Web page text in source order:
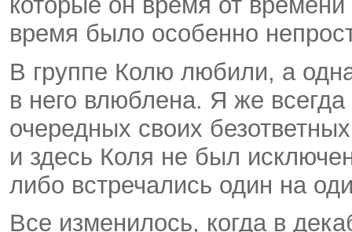
время было особенно
В группе Колю любили, а
в него влюблена. Я же
очередных своих
и здесь Коля не был
либо встречались один на
Все изменилось, когда в